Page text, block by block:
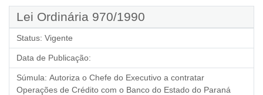
Lei Ordinária 970/1990
Status: Vigente
Data de Publicação:
Súmula: Autoriza o Chefe do Executivo a contratar
Operações de Crédito com o Banco do Estado do Paraná